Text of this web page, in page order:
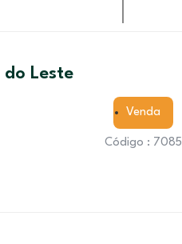
Leste
Venda
Código : 7085